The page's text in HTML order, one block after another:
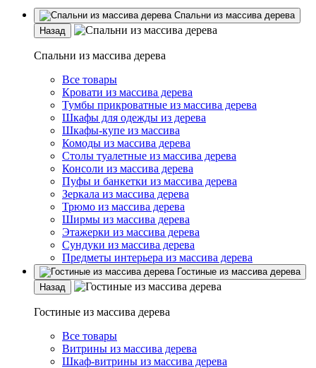
Спальни из массива дерева
Назад
Спальни из массива дерева
Все товары
Кровати из массива дерева
Тумбы прикроватные из массива дерева
Шкафы для одежды из дерева
Шкафы-купе из массива
Комоды из массива дерева
Столы туалетные из массива дерева
Консоли из массива дерева
Пуфы и банкетки из массива дерева
Зеркала из массива дерева
Трюмо из массива дерева
Ширмы из массива дерева
Этажерки из массива дерева
Сундуки из массива дерева
Предметы интерьера из массива дерева
Гостиные из массива дерева
Назад
Гостиные из массива дерева
Все товары
Витрины из массива дерева
Шкаф-витрины из массива дерева